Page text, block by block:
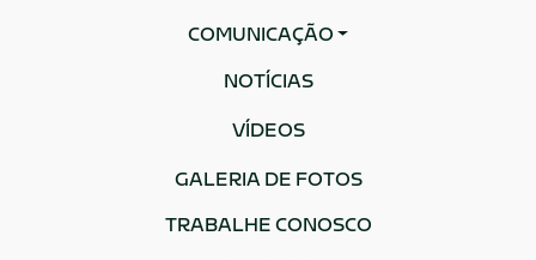
COMUNICAÇÃO
NOTÍCIAS
VÍDEOS
GALERIA DE FOTOS
TRABALHE CONOSCO